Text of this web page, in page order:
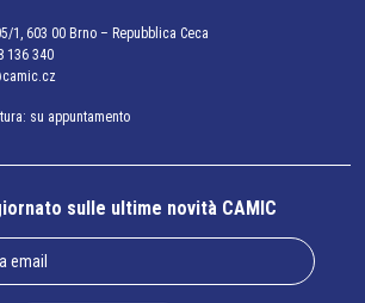
1, 603 00 Brno – Repubblica Ceca
136 340
su appuntamento
sulle ultime novità CAMIC